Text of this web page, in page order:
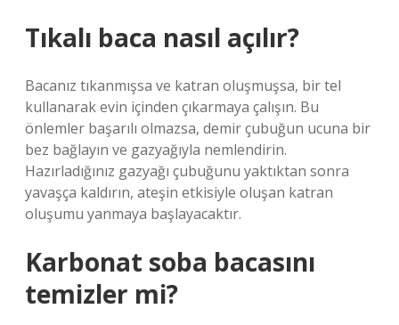
Tıkalı baca nasıl açılır?
Bacanız tıkanmışsa ve katran oluşmuşsa, bir tel
kullanarak evin içinden çıkarmaya çalışın. Bu
önlemler başarılı olmazsa, demir çubuğun ucuna bir
bez bağlayın ve gazyağıyla nemlendirin.
Hazırladığınız gazyağı çubuğunu yaktıktan sonra
yavaşça kaldırın, ateşin etkisiyle oluşan katran
oluşumu yanmaya başlayacaktır.
Karbonat soba bacasını
temizler mi?